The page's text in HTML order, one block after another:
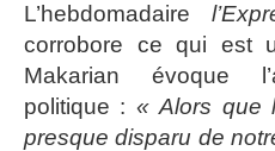
L’hebdomadaire
corrobore ce qui est
Makarian évoque
politique : « Alors que
presque disparu de